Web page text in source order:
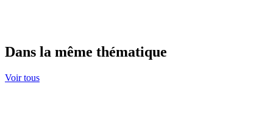
Dans la même thématique
Voir tous